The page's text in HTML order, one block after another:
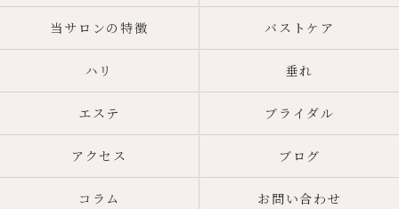
当サロンの特徴 バストケア
ハリ 垂れ
エステ ブライダル
アクセス ブログ
コラム お問い合わせ